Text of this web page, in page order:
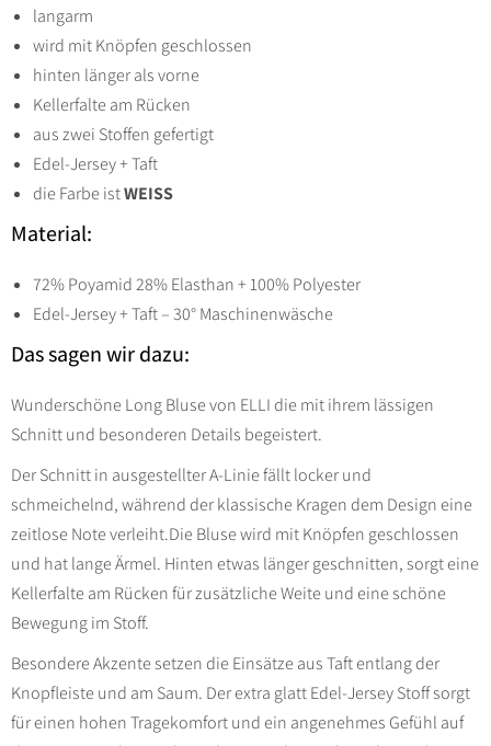
langarm
wird mit Knöpfen geschlossen
hinten länger als vorne
Kellerfalte am Rücken
aus zwei Stoffen gefertigt
Edel-Jersey + Taft
die Farbe istWEISS
Material:
72% Poyamid 28% Elasthan + 100% Polyester
Edel-Jersey + Taft – 30° Maschinenwäsche
Das sagen wir dazu:
Wunderschöne Long Bluse von ELLI die mit ihrem lässigen
Schnitt und besonderen Details begeistert.
Der Schnitt in ausgestellter A-Linie fällt locker und
schmeichelnd, während der klassische Kragen dem Design eine
zeitlose Note verleiht.Die Bluse wird mit Knöpfen geschlossen
und hat lange Ärmel. Hinten etwas länger geschnitten, sorgt eine
Kellerfalte am Rücken für zusätzliche Weite und eine schöne
Bewegung im Stoff.
Besondere Akzente setzen die Einsätze aus Taft entlang der
Knopfleiste und am Saum. Der extra glatt Edel-Jersey Stoff sorgt
für einen hohen Tragekomfort und ein angenehmes Gefühl auf